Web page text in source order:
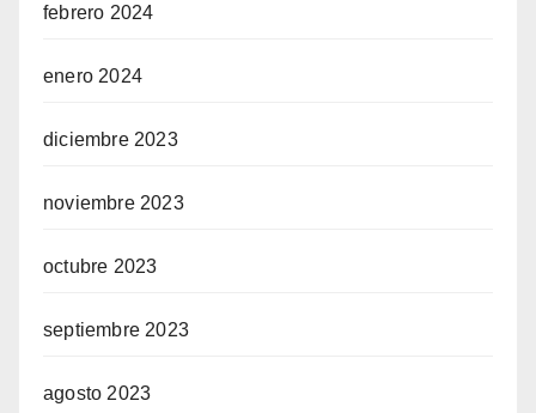
febrero 2024
enero 2024
diciembre 2023
noviembre 2023
octubre 2023
septiembre 2023
agosto 2023